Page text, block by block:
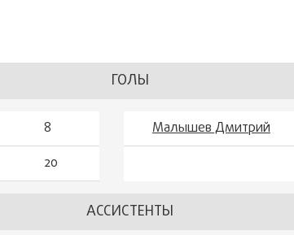
ГОЛЫ
8
20
Малышев Дмитрий
АССИСТЕНТЫ